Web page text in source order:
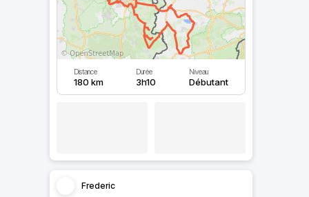
Distance
180 km
Durée
3h10
Niveau
Débutant
Frederic